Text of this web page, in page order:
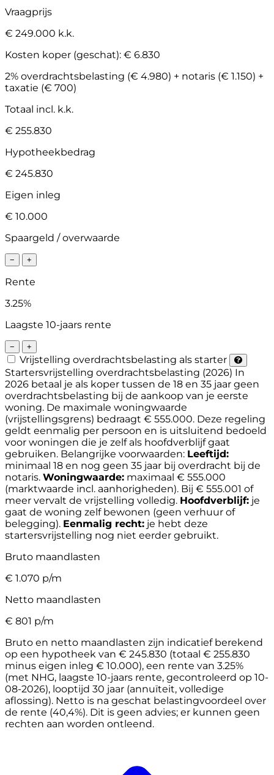
Vraagprijs
€ 249.000 k.k.
Kosten koper (geschat): € 6.830
2% overdrachtsbelasting (€ 4.980) + notaris (€ 1.150) +
taxatie (€ 700)
Totaal incl. k.k.
€ 255.830
Hypotheekbedrag
€ 245.830
Eigen inleg
€ 10.000
Spaargeld / overwaarde
− +
Rente
3.25%
Laagste 10-jaars rente
− +
Vrijstelling overdrachtsbelasting als starter
Startersvrijstelling overdrachtsbelasting (2026) In
2026 betaal je als koper tussen de 18 en 35 jaar geen
overdrachtsbelasting bij de aankoop van je eerste
woning. De maximale woningwaarde
(vrijstellingsgrens) bedraagt € 555.000. Deze regeling
geldt eenmalig per persoon en is uitsluitend bedoeld
voor woningen die je zelf als hoofdverblijf gaat
gebruiken. Belangrijke voorwaarden: Leeftijd:
minimaal 18 en nog geen 35 jaar bij overdracht bij de
notaris. Woningwaarde: maximaal € 555.000
(marktwaarde incl. aanhorigheden). Bij € 555.001 of
meer vervalt de vrijstelling volledig. Hoofdverblijf: je
gaat de woning zelf bewonen (geen verhuur of
belegging). Eenmalig recht: je hebt deze
startersvrijstelling nog niet eerder gebruikt.
Bruto maandlasten
€ 1.070 p/m
Netto maandlasten
€ 801 p/m
Bruto en netto maandlasten zijn indicatief berekend
op een hypotheek van € 245.830 (totaal € 255.830
minus eigen inleg € 10.000), een rente van 3.25%
(met NHG, laagste 10-jaars rente, gecontroleerd op 10-
08-2026), looptijd 30 jaar (annuïteit, volledige
aflossing). Netto is na geschat belastingvoordeel over
de rente (40,4%). Dit is geen advies; er kunnen geen
rechten aan worden ontleend.